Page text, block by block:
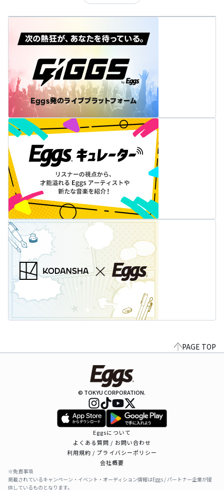
PAGE TOP
© TOKYU CORPORATION.
Eggsについて
よくある質問 / お問い合わせ
利用規約 / プライバシーポリシー
会社概要
※免責事項
掲載されているキャンペーン・イベント・オーディション情報はEggs / パートナー企業が提
供しているものとなります。